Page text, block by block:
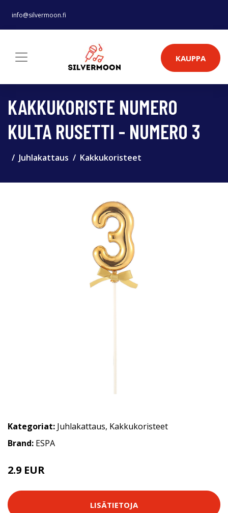
info@silvermoon.fi
KAUPPA
KAKKUKORISTE NUMERO
KULTA RUSETTI - NUMERO 3
Juhlakattaus Kakkukoristeet
Kategoriat: Juhlakattaus, Kakkukoristeet
Brand: ESPA
2.9 EUR
LISÄTIETOJA